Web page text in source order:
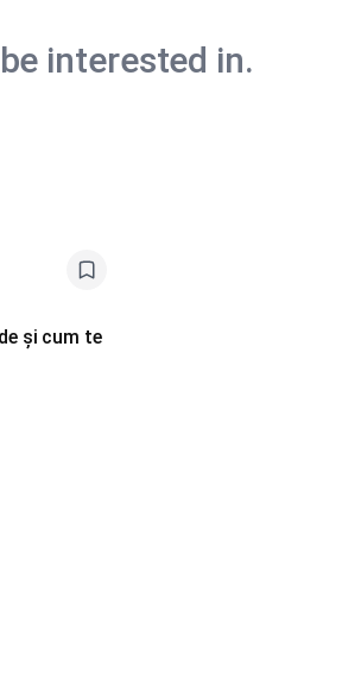
interested in.
și cum te